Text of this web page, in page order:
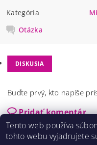
Kategória
Otázka
DISKUSIA
Buďte prvý, kto napíše
Pridať komentár
Tento web používa
tohto webu vyjadrujete